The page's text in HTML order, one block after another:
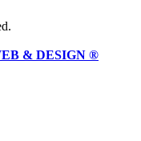
& DESIGN ®